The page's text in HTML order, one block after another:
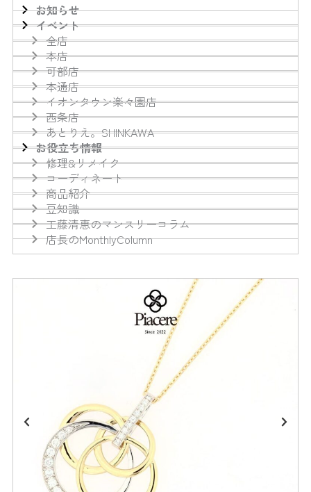
お知らせ
イベント
全店
本店
可部店
本通店
イオンタウン楽々園店
西条店
あとりえ。SHINKAWA
お役立ち情報
修理&リメイク
コーディネート
商品紹介
豆知識
工藤清恵のマンスリーコラム
店長のMonthlyColumn